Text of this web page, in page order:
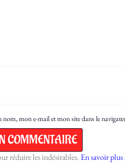
nom, mon e-mail et mon site dans le
réduire les indésirables. En savoir